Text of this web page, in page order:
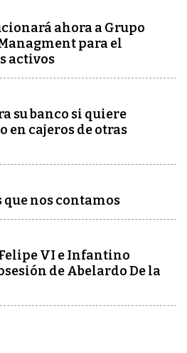
ahora a Grupo
para el
activos
su banco si quiere
en cajeros de otras
nos contamos
VI e Infantino
de Abelardo De la